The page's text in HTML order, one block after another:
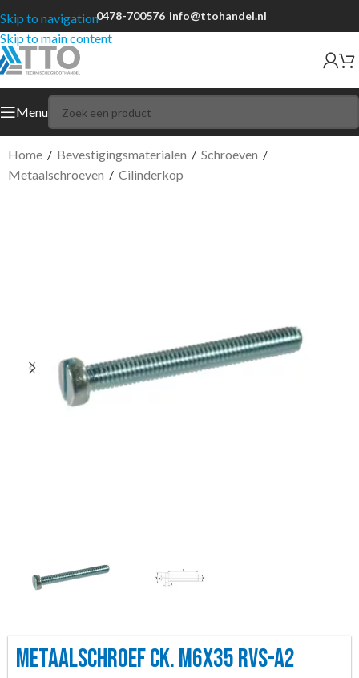
Skip to navigation
Skip to main content
0478-700576 info@ttohandel.nl
Menu
Home / Bevestigingsmaterialen / Schroeven /
Metaalschroeven / Cilinderkop
METAALSCHROEF CK. M6X35 RVS-A2